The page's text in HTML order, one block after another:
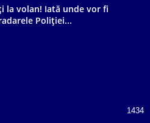
la volan! Iată unde vor fi
Poliției...
1434